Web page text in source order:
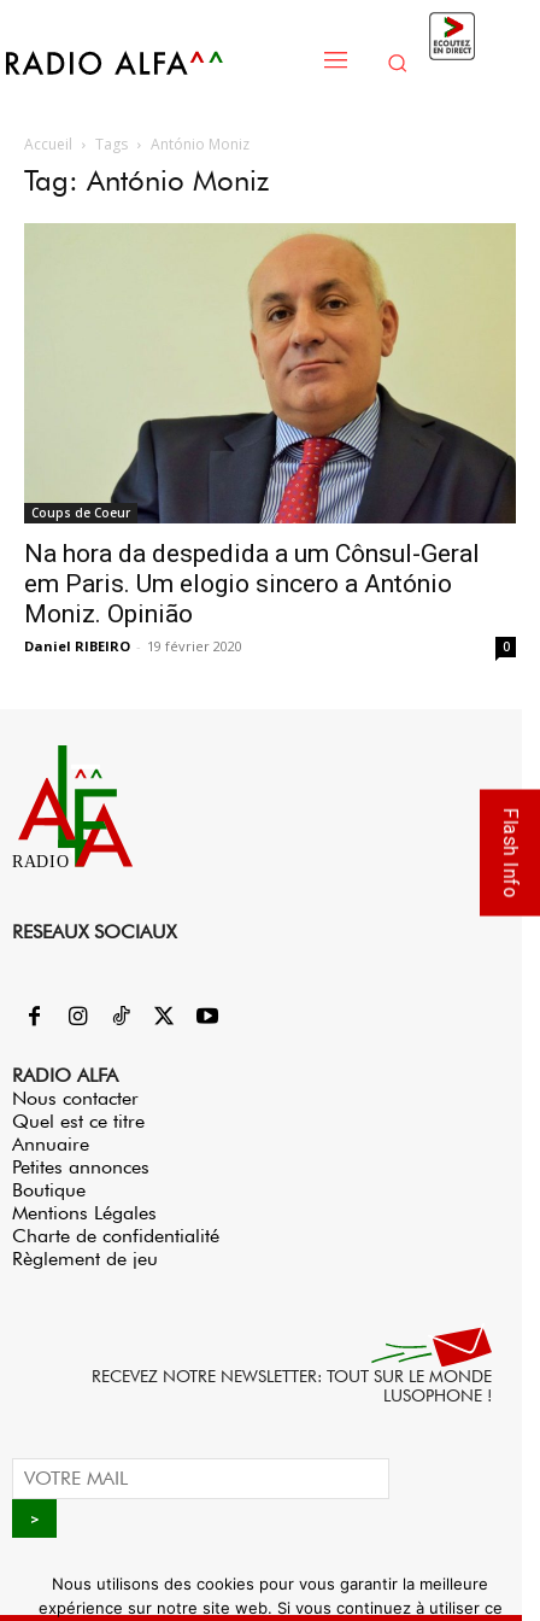
Accueil Tags António Moniz
Tag: António Moniz
Coups de Coeur
Na hora da despedida a um Cônsul-Geral
em Paris. Um elogio sincero a António
Moniz. Opinião
Daniel RIBEIRO - 19 février 2020 0
RADIO
RESEAUX SOCIAUX
RADIO ALFA
Nous contacter
Quel est ce titre
Annuaire
Petites annonces
Boutique
Mentions Légales
Charte de confidentialité
Règlement de jeu
RECEVEZ NOTRE NEWSLETTER: TOUT SUR LE MONDE
LUSOPHONE !
Flash Info
Nous utilisons des cookies pour vous garantir la meilleure
expérience sur notre site web. Si vous continuez à utiliser ce